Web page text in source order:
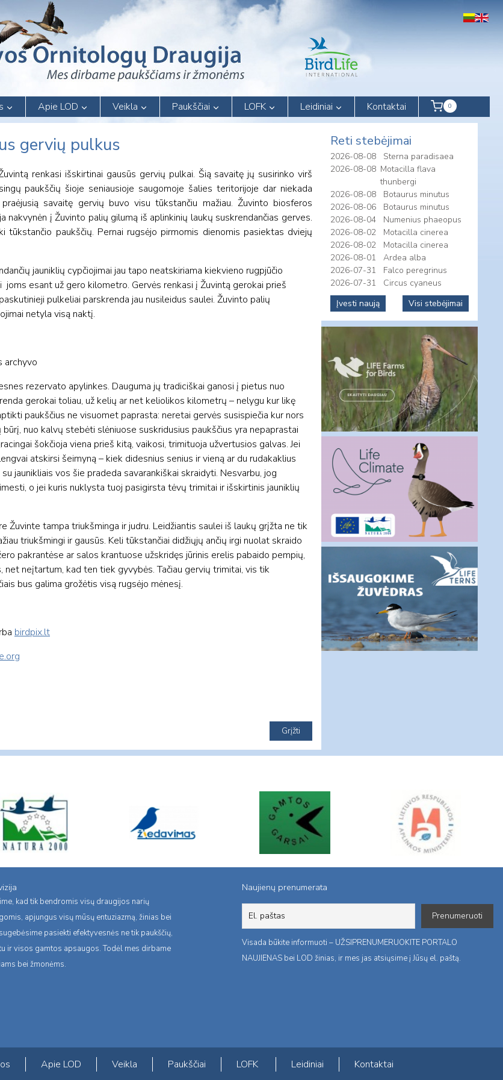
Apie LOD Veikla Paukščiai LOFK Leidiniai Kontaktai 0
gervių pulkus
renkasi išskirtinai gausūs gervių pulkai. Šią savaitę jų susirinko virš
paukščių šioje seniausioje saugomoje šalies teritorijoje dar niekada
savaitę gervių buvo visu tūkstančiu mažiau. Žuvinto biosferos
į Žuvinto palių gilumą iš aplinkinių laukų suskrendančias gerves.
tūkstančio paukščių. Pernai rugsėjo pirmomis dienomis pasiektas dviejų
jauniklių cypčiojimai jau tapo neatskiriama kiekvieno rugpjūčio
esant už gero kilometro. Gervės renkasi į Žuvintą gerokai prieš
pulkeliai parskrenda jau nusileidus saulei. Žuvinto palių
netyla visą naktį.
archyvo
rezervato apylinkes. Dauguma jų tradiciškai ganosi į pietus nuo
gerokai toliau, už kelių ar net keliolikos kilometrų – nelygu kur likę
paukščius ne visuomet paprasta: neretai gervės susispiečia kur nors
nuo kalvų stebėti slėniuose suskridusius paukščius yra nepaprastai
šokčioja viena prieš kitą, vaikosi, trimituoja užvertusios galvas. Jei
atskirsi šeimyną – kiek didesnius senius ir vieną ar du rudakaklius
jaunikliais vos šie pradeda savarankiškai skraidyti. Nesvarbu, jog
o jei kuris nuklysta tuoj pasigirsta tėvų trimitai ir išskirtinis jauniklių
Žuvinte tampa triukšminga ir judru. Leidžiantis saulei iš laukų grįžta ne tik
triukšmingi ir gausūs. Keli tūkstančiai didžiųjų ančių irgi nuolat skraido
pakrantėse ar salos krantuose užskridęs jūrinis erelis pabaido pempių,
net neįtartum, kad ten tiek gyvybės. Tačiau gervių trimitai, vis tik
bus galima grožėtis visą rugsėjo mėnesį.
birdpix.lt
Reti stebėjimai
2026-08-08
Sterna paradisaea
2026-08-08 Motacilla flava
thunbergi
2026-08-08
Botaurus minutus
2026-08-06
Botaurus minutus
2026-08-04
Numenius phaeopus
2026-08-02
Motacilla cinerea
2026-08-02
Motacilla cinerea
2026-08-01
Ardea alba
2026-07-31
Falco peregrinus
2026-07-31
Circus cyaneus
Įvesti naują
Visi stebėjimai
kad tik bendromis visų draugijos narių
apjungus visų mūsų entuziazmą, žinias bei
pasiekti efektyvesnės ne tik paukščių,
ir visos gamtos apsaugos. Todėl mes dirbame
bei žmonėms.
Naujienų prenumerata
Visada būkite informuoti – UŽSIPRENUMERUOKITE PORTALO
NAUJIENAS bei LOD žinias, ir mes jas atsiųsime į Jūsų el. paštą.
Apie LOD Veikla Paukščiai LOFK Leidiniai Kontaktai